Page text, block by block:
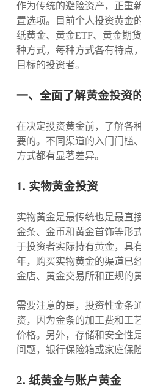
作为传统的避险资产，正重
置选项。目前个人投资黄金
纸黄金、黄金ETF、黄金期
种方式，每种方式各有特点
目标的投资者。
一、全面了解黄金投资
在决定投资黄金前，了解各
要的。不同渠道的入门门槛
方式都有显著差异。
1. 实物黄金投资
实物黄金是最传统也是最直
金条、金币和黄金首饰等形
于投资者实际持有黄金，具
年，购买实物黄金的渠道已
金店、黄金交易所和正规的
需要注意的是，投资性金条
资，因为金条的加工费和工
价格。另外，存储和安全性
问题，银行保险箱或家庭保
2. 纸黄金与账户黄金